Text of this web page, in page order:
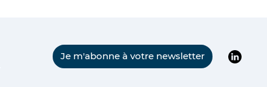
Je m'abonne à votre newsletter
Suivre